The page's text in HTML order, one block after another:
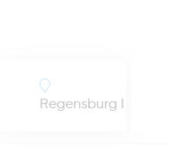
Regensburg I